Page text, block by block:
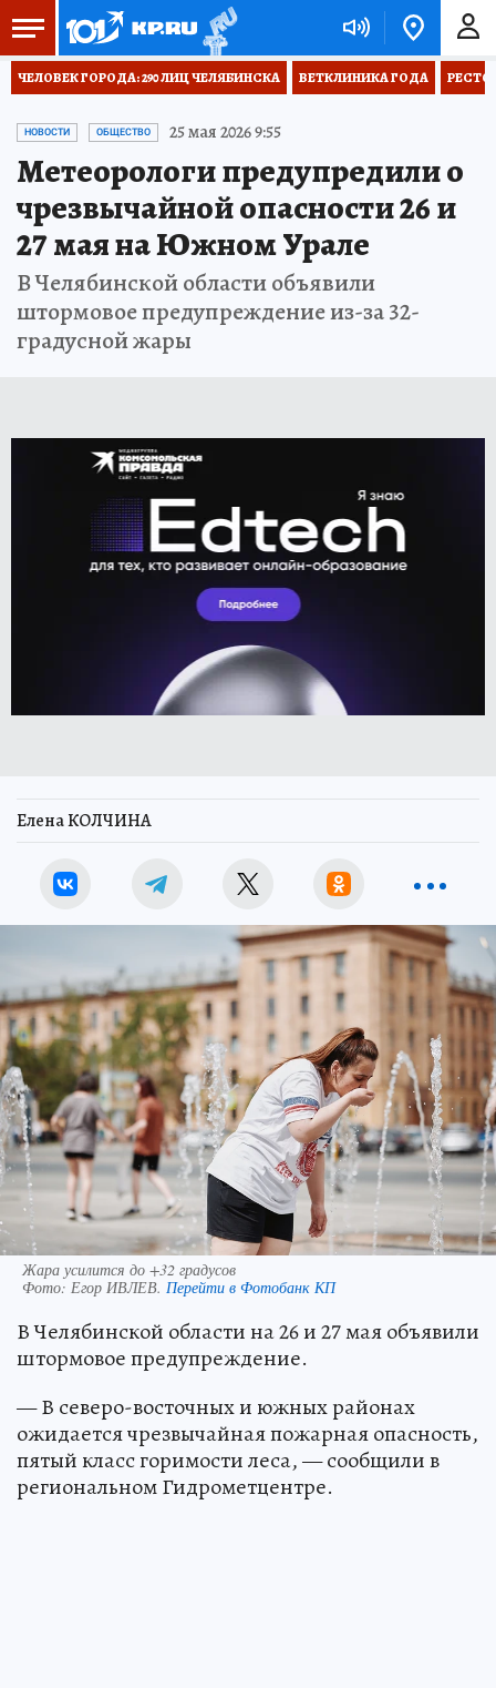
ЧЕЛОВЕК ГОРОДА: 290 ЛИЦ ЧЕЛЯБИНСКА ВЕТКЛИНИКА ГОДА
НОВОСТИ ОБЩЕСТВО 25 мая 2026 9:55
Метеорологи предупредили о
чрезвычайной опасности 26 и
27 мая на Южном Урале
В Челябинской области объявили
штормовое предупреждение из-за 32-
градусной жары
Елена КОЛЧИНА
Жара усилится до +32 градусов
Фото: Егор ИВЛЕВ. Перейти в Фотобанк КП
В Челябинской области на 26 и 27 мая объявили
штормовое предупреждение.
— В северо-восточных и южных районах
ожидается чрезвычайная пожарная опасность,
пятый класс горимости леса, — сообщили в
региональном Гидрометцентре.